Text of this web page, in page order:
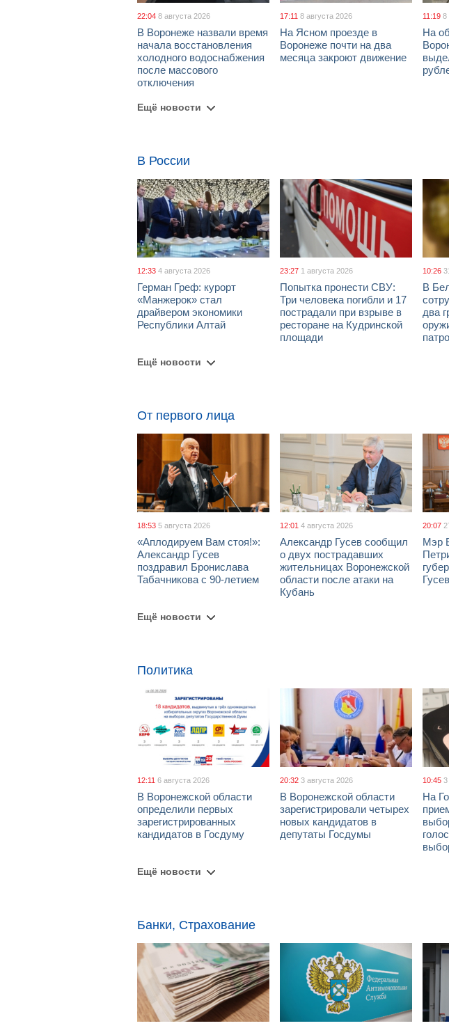
22:04 8 августа 2026
В Воронеже назвали время
начала восстановления
холодного водоснабжения
после массового
отключения
17:11 8 августа 2026
На Ясном проезде в
Воронеже почти на два
месяца закроют движение
11:19 8
На
Ещё новости
В России
12:33 4 августа 2026
Герман Греф: курорт
«Манжерок» стал
драйвером экономики
Республики Алтай
23:27 1 августа 2026
Попытка пронести СВУ:
Три человека погибли и 17
пострадали при взрыве в
ресторане на Кудринской
площади
10:26
В
два
Ещё новости
От первого лица
18:53 5 августа 2026
«Аплодируем Вам стоя!»:
Александр Гусев
поздравил Бронислава
Табачникова с 90-летием
12:01 4 августа 2026
Александр Гусев сообщил
о двух пострадавших
жительницах Воронежской
области после атаки на
Кубань
20:07
Мэр
Ещё новости
Политика
12:11 6 августа 2026
В Воронежской области
определили первых
зарегистрированных
кандидатов в Госдуму
20:32 3 августа 2026
В Воронежской области
зарегистрировали четырех
новых кандидатов в
депутаты Госдумы
10:45 3
На
Ещё новости
Банки, Страхование